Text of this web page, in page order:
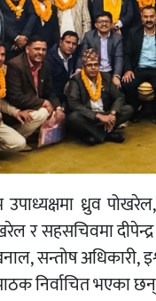
ध्रुव
र सहसचिवमा
सन्तोष अधिकारी,
निर्वाचित भएका